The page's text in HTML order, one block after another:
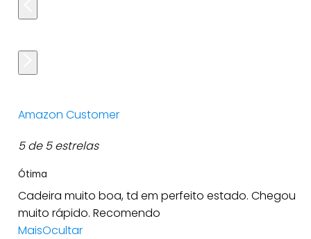
Amazon Customer
5 de 5 estrelas
Ótima
Cadeira muito boa, td em perfeito estado. Chegou
muito rápido. Recomendo
MaisOcultar